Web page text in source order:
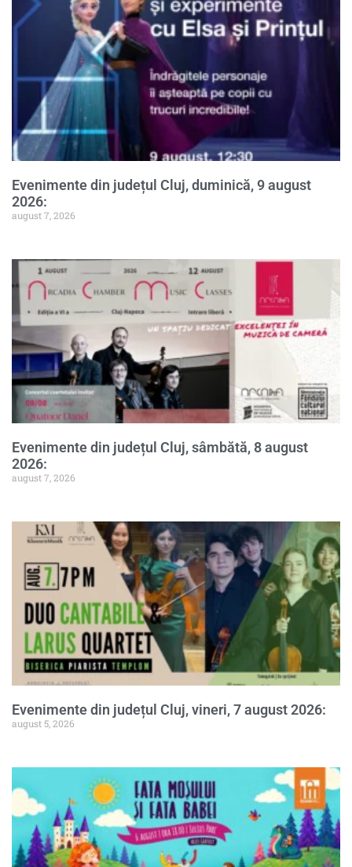
Evenimente din județul Cluj, duminică, 9 august
2026:
august 7, 2026
Evenimente din județul Cluj, sâmbătă, 8 august
2026:
august 7, 2026
Evenimente din județul Cluj, vineri, 7 august 2026:
august 5, 2026